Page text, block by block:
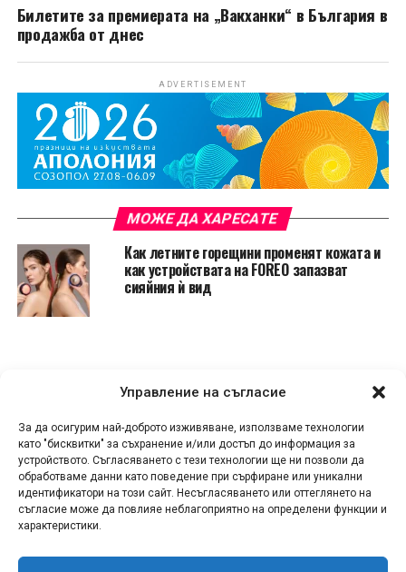
Управление на съгласие
За да осигурим най-доброто изживяване, използваме технологии
като "бисквитки" за съхранение и/или достъп до информация за
устройството. Съгласяването с тези технологии ще ни позволи да
обработваме данни като поведение при сърфиране или уникални
идентификатори на този сайт. Несъгласяването или оттеглянето на
съгласие може да повлияе неблагоприятно на определени функции и
характеристики.
Билетите за премиерата на „Вакханки“ в България в
продажба от днес
ADVERTISEMENT
МОЖЕ ДА ХАРЕСАТЕ
Как летните горещини променят кожата и
как устройствата на FOREO запазват
сияйния ѝ вид